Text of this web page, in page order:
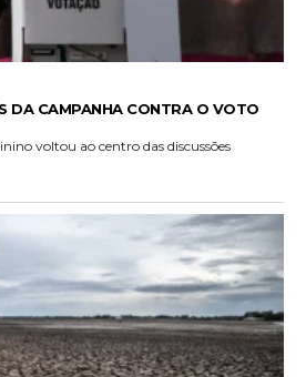
DA CAMPANHA CONTRA O VOTO
voltou ao centro das discussões